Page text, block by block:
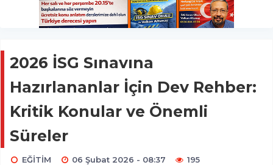
2026 İSG Sınavına
Hazırlananlar İçin Dev Rehber:
Kritik Konular ve Önemli
Süreler
EĞİTİM 06 Şubat 2026 - 08:37 195